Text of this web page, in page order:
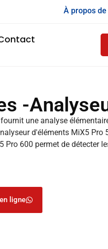
À propos de
-
une analyse
d'éléments MiX5
Pro 600 permet de détecter
ligne